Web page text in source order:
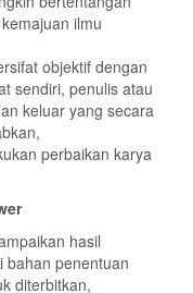
ilmu
objektif dengan
sendiri, penulis atau
keluar yang secara
perbaikan karya
hasil
bahan penentuan
diterbitkan,